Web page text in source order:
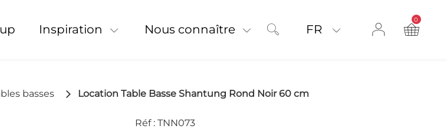
Inspiration Nous connaître FR
0
product
basses Location Table Basse Shantung Rond Noir 60 cm
Réf : TNN073